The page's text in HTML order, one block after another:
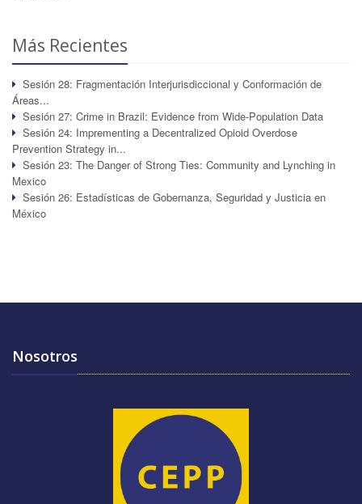
Más Recientes
Sesión 28: Fragmentación Interjurisdiccional y Conformación de
Áreas...
Sesión 27: Crime in Brazil: Evidence from Wide-Population Data
Sesión 24: Imprementing a Decentralized Opioid Overdose
Prevention Strategy in...
Sesión 23: The Danger of Strong Ties: Community and Lynching in
Mexico
Sesión 26: Estadísticas de Gobernanza, Seguridad y Justicia en
México
Nosotros